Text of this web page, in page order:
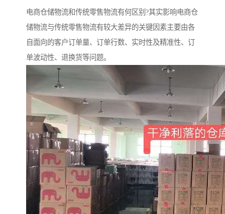
电商仓储物流和传统零售物流有何区别?其实影响电商仓
储物流与传统零售物流有较大差异的关键因素主要由各
自面向的客户订单量、订单行数、实时性及精准性、订
单波动性、退换货等问题。